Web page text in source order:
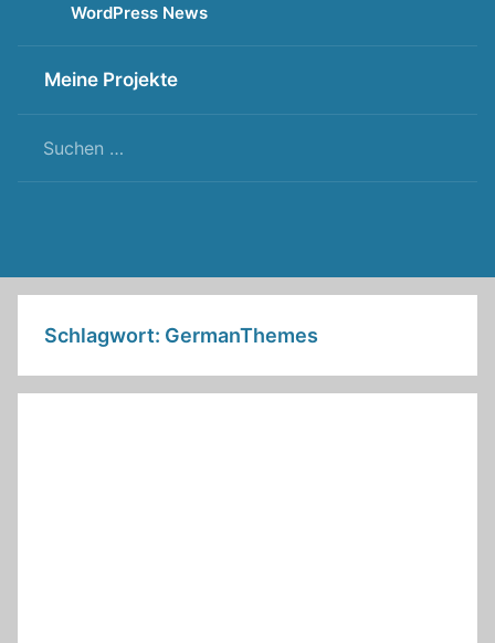
WordPress News
Meine Projekte
Schlagwort: GermanThemes